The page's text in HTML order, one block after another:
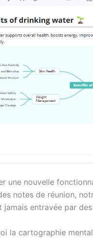
une nouvelle
notes de réunion,
entravée par
la cartographie